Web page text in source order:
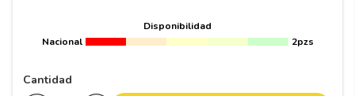
Disponibilidad
Nacional
2pzs
Cantidad